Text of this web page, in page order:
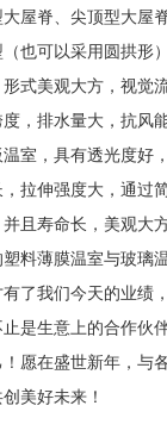
屋脊、尖顶型大屋脊
也可以采用圆拱形
式美观大方，视觉
，排水量大，抗风
室，具有透光度好
拉伸强度大，通过
且寿命长，美观大
料薄膜温室与玻璃
了我们今天的业绩
是生意上的合作伙
愿在盛世新年，与
美好未来！